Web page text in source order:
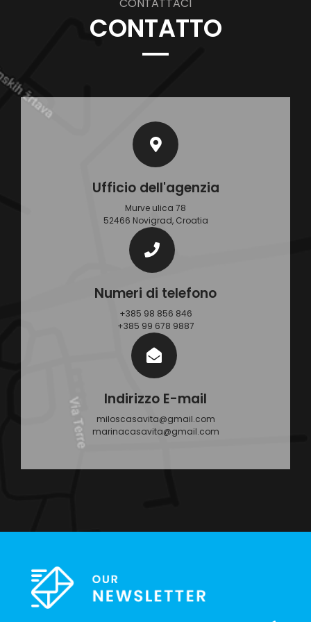
CONTATTO
Ufficio dell'agenzia
Murve ulica 78
52466 Novigrad, Croatia
Numeri di telefono
+385 98 856 846
+385 99 678 9887
Indirizzo E-mail
miloscasavita@gmail.com
marinacasavita@gmail.com